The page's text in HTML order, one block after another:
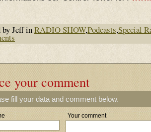
by Jeff inRADIO SHOW,Podcasts,Special
your comment
fill your data and comment below.
Your comment